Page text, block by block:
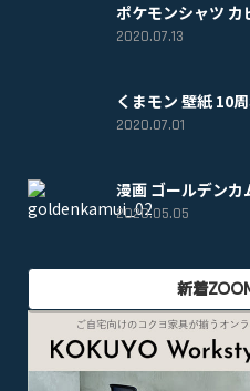
ポケモンシャツ カ
2020.07.13
くまモン 壁紙 10
2020.07.01
漫画 ゴールデンカ
2020.05.05
新着